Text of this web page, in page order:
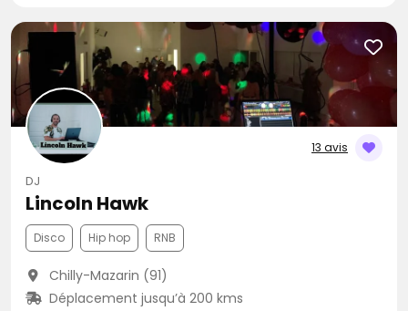
13 avis
DJ
Lincoln Hawk
Disco Hip hop RNB
Chilly-Mazarin (91)
Déplacement jusqu’à 200 kms